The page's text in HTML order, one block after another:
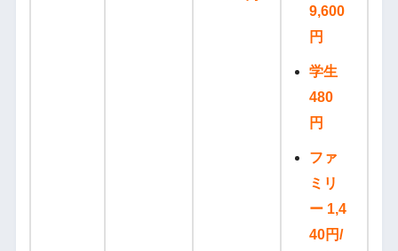
9,600
円
学生
480
円
ファ
ミリ
ー 1,4
40円/